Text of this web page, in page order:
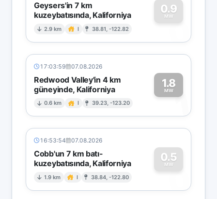
Geysers'in 7 km
kuzeybatısında, Kaliforniya
2.9 km I 38.81, -122.82
0.9
MW
0
17:03:59 07.08.2026
Redwood Valley'in 4 km
güneyinde, Kaliforniya
0.6 km I 39.23, -123.20
1.8
MW1
16:53:54 07.08.2026
Cobb'un 7 km batı-
kuzeybatısında, Kaliforniya
1.9 km I 38.84, -122.80
0.5
MW
0